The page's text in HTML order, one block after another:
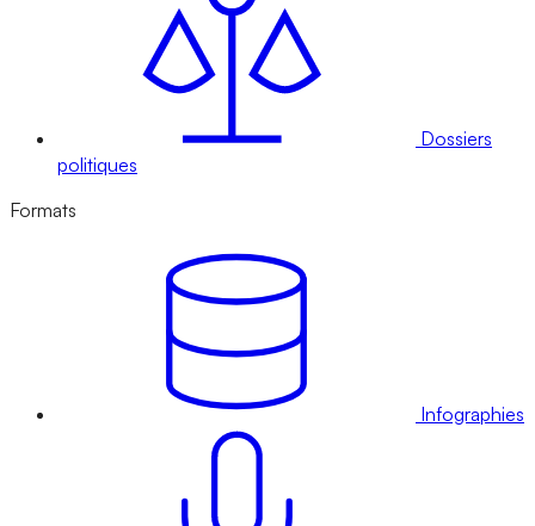
Dossiers
politiques
Formats
Infographies